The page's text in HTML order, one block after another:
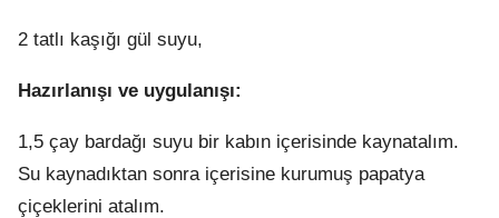
2 tatlı kaşığı gül suyu,
Hazırlanışı ve uygulanışı:
1,5 çay bardağı suyu bir kabın içerisinde kaynatalım.
Su kaynadıktan sonra içerisine kurumuş papatya
çiçeklerini atalım.